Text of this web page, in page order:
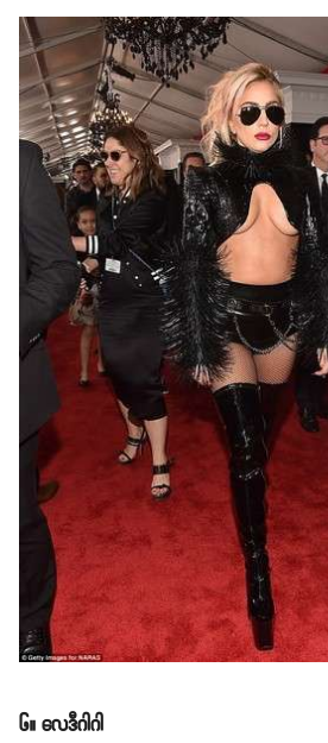
၆။ လေဒီဂါဂါ